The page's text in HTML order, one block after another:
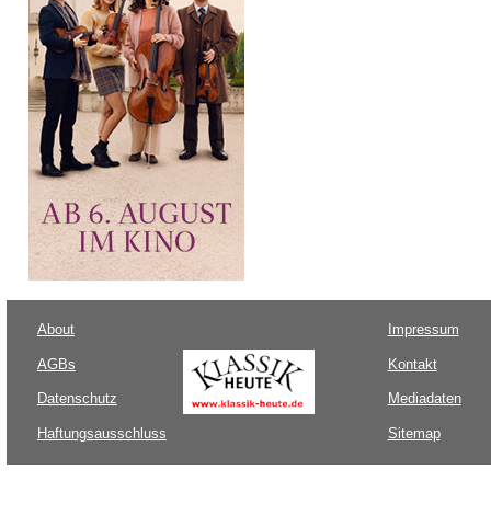
About
AGBs
Datenschutz
Haftungsausschluss
Impressum
Kontakt
Mediadaten
Sitemap